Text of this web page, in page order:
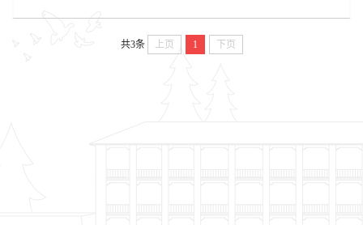
共3条 上页 1 下页